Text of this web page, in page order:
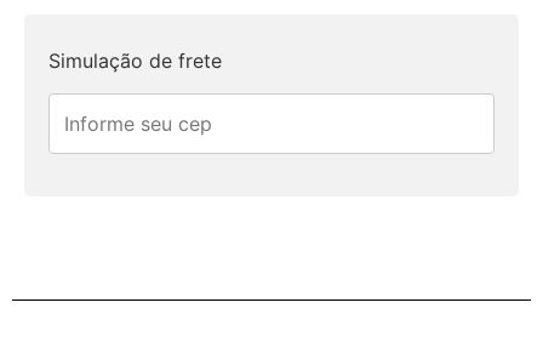
Simulação de frete